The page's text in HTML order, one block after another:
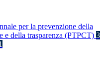
per la prevenzione della
e della trasparenza (PTPCT) 3